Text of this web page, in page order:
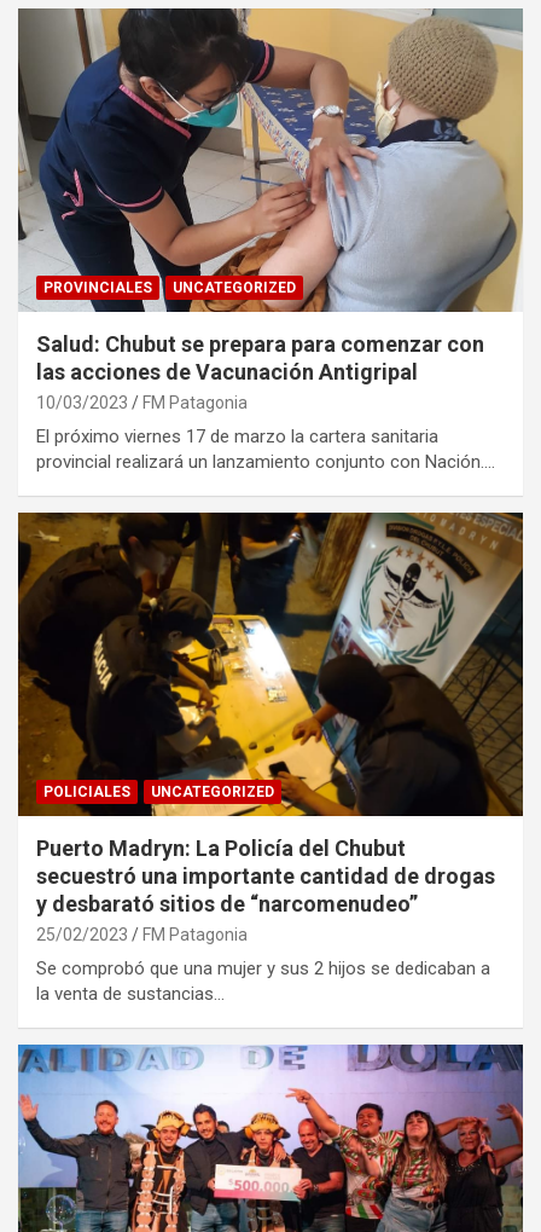
PROVINCIALES UNCATEGORIZED
Salud: Chubut se prepara para comenzar con
las acciones de Vacunación Antigripal
10/03/2023 FM Patagonia
El próximo viernes 17 de marzo la cartera sanitaria
provincial realizará un lanzamiento conjunto con Nación.…
POLICIALES UNCATEGORIZED
Puerto Madryn: La Policía del Chubut
secuestró una importante cantidad de drogas
y desbarató sitios de “narcomenudeo”
25/02/2023 FM Patagonia
Se comprobó que una mujer y sus 2 hijos se dedicaban a
la venta de sustancias…